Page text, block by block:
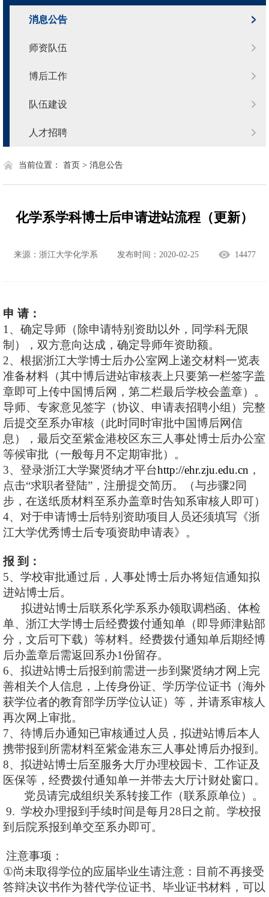
消息公告
师资队伍
博后工作
队伍建设
人才招聘
当前位置： 首页 > 消息公告
化学系学科博士后申请进站流程（更新）
来源：浙江大学化学系 发布时间：2020-02-25 14477
申 请：
1 、确定导师（除申请特别资助以外，同学科无限
制），双方意向达成，确定导师年资助额。
2、根据浙江大学博士后办公室网上递交材料一览表
准备材料（其中博后进站审核表上只要第一栏签字盖
章即可上传中国博后网，第二栏最后学校会盖章） 。
导师、专家意见签字（协议、申请表招聘小组）完整
后提交至系办审核（此时同时审批中国博后网信
息），最后交至紫金港校区东三人事处博士后办公室
等候审批（一般每月不定期审批）。
3、登录浙江大学聚贤纳才平台http://ehr.zju.edu.cn ，
点击“求职者登陆”，注册提交简历。（与步骤2同
步，在送纸质材料至系办盖章时告知系审核人即可）
4、对于申请博士后特别资助项目人员还须填写《浙
江大学优秀博士后专项资助申请表》。
报 到：
5、学校审批通过后，人事处博士后办将短信通知拟
进站博士后。
拟进站博士后联系化学系系办领取调档函、体检
单、浙江大学博士后经费拨付通知单（即导师津贴部
分，文后可下载）等材料。经费拨付通知单后期经博
后办盖章后需返回系办1份留存。
6、拟进站博士后报到前需进一步到聚贤纳才网上完
善相关个人信息，上传身份证、学历学位证书（海外
获学位者的教育部学历学位认证）等，并请系审核人
再次网上审批。
7、待博后办通知已审核通过人员，拟进站博后本人
携带报到所需材料至紫金港东三人事处博后办报到。
8、拟进站博士后至服务大厅办理校园卡、工作证及
医保等，经费拨付通知单一并带去大厅计财处窗口。
党员请完成组织关系转接工作（联系原单位）。
9. 学校办理报到手续时间是每月28日之前。学校报
到后院系报到单交至系办即可。
注意事项：
①尚未取得学位的应届毕业生请注意：目前不再接受
答辩决议书作为替代学位证书、毕业证书材料，可以